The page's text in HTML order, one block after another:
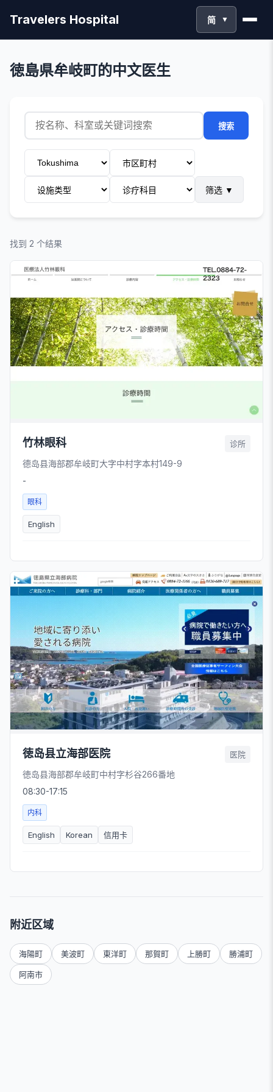
Travelers Hospital 简 ▼
徳島県牟岐町的中文医生
搜索
筛选 ▼
找到 2 个结果
竹林眼科 诊所
德岛县海部郡牟岐町大字中村字本村149-9
-
眼科
English
徳岛县立海部医院 医院
徳岛县海部郡牟岐町中村字杉谷266番地
08:30-17:15
内科
English Korean 信用卡
附近区域
海陽町 美波町 東洋町 那賀町 上勝町 勝浦町
阿南市